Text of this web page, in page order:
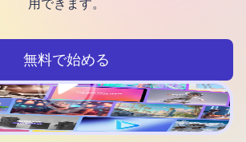
用できます。
無料で始める